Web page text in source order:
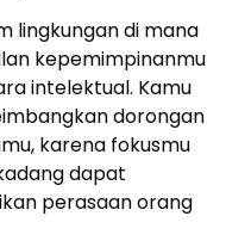
lingkungan di mana
kepemimpinanmu
intelektual. Kamu
dorongan
karena fokusmu
dapat
perasaan orang